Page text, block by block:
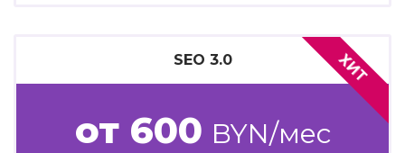
ХИТ
SEO 3.0
от 600 BYN/мес